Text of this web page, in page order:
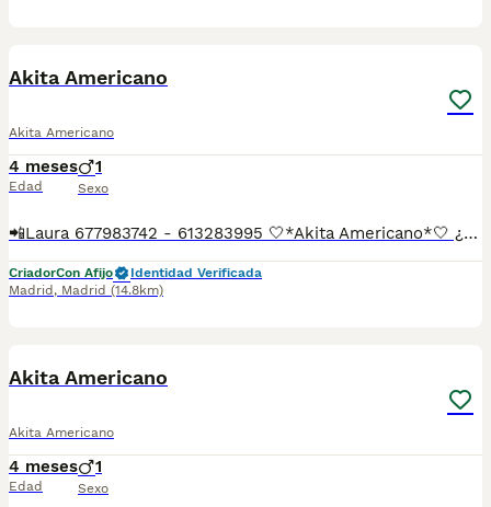
Akita Americano
Akita Americano
4 meses
Edad
1
Sexo
📲Laura 677983742 - 613283995 🤍*Akita Americano*🤍 ¿Buscas un nuevo compañero para tu hogar? ❤️ Tenemos preciosos cachorros listos para encontrar una familia responsable. ✅ Vacunados ✅ Desparasitados ✅ Cartilla sanitaria ✅ Garantías incluidas ✅ Máxima atención y cuidado Se hacen envíos a toda España: Andalucía: Almería, Cádiz, Córdoba, Granada, Huelva, Jaén, Málaga, Sevilla.Aragón: Huesca, Teruel, Zaragoza.Asturias: Oviedo.Baleares: Palma.Canarias: Las Palmas de Gran Canaria, Santa Cruz de Tenerife.Cantabria: Santander.Castilla-La Mancha: Albacete, Ciudad Real, Cuenca, Guadalajara, Toledo.Castilla y León: Ávila, Burgos, León, Palencia, Salamanca, Segovia, Soria, Valladolid, Zamora.Cataluña: Barcelona, Gerona (Girona), Lérida (Lleida), Tarragona.Comunidad Valenciana: Alicante, Castellón de la Plana, Valencia.Extremadura: Badajoz, Cáceres.Galicia: La Coruña (A Coruña), Lugo, Orense (Ourense), Pontevedra.La Rioja: Logroño.Madrid: Madrid.Murcia: Murcia.Navarra: Pamplona.País Vasco: Bilbao (Vizcaya), San Sebastián (Guipúzcoa), Vitoria (Álava). 🐾 Cachorros sanos, sociables y criados con mucho cariño. 📲 ¡Pregunta sin compromiso por disponibilidad, fotos y precios por mensaje privado!
CriadorCon Afijo
Identidad Verificada
Madrid , Madrid (14.8km)
Akita Americano
Akita Americano
4 meses
Edad
1
Sexo